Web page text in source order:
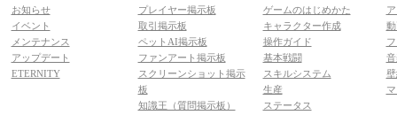
お知らせ
イベント
メンテナンス
アップデート
ETERNITY
プレイヤー掲示板
取引掲示板
ペットAI掲示板
ファンアート掲示板
スクリーンショット掲示
板
知識王（質問掲示板）
ゲームのはじめかた
キャラクター作成
操作ガイド
基本戦闘
スキルシステム
生産
ステータス